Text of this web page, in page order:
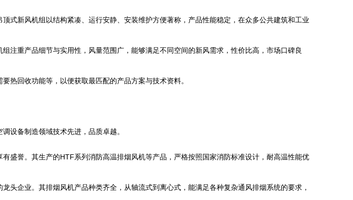
式新风机组以结构紧凑、运行安静、安装维护方便著称，产品性能稳定，在众多公共建筑和工业
注重产品细节与实用性，风量范围广，能够满足不同空间的新风需求，性价比高，市场口碑良
热回收功能等，以便获取最匹配的产品方案与技术资料。
设备制造领域技术先进，品质卓越。
盛誉。其生产的HTF系列消防高温排烟风机等产品，严格按照国家消防标准设计，耐高温性能优
头企业。其排烟风机产品种类齐全，从轴流式到离心式，能满足各种复杂通风排烟系统的要求，